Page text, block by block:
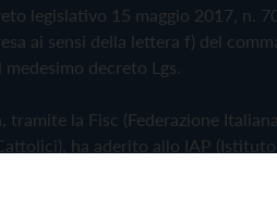
legislativo 15 maggio 2017, n.
ai sensi della lettera f) del
decreto Lgs.
tramite la Fisc (Federazione Italiana
ha aderito allo IAP (Istituto